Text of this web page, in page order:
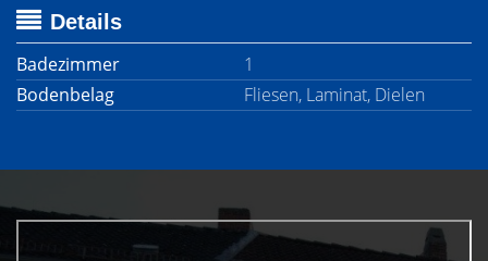
Details
Badezimmer
1
Bodenbelag
Fliesen, Laminat, Dielen